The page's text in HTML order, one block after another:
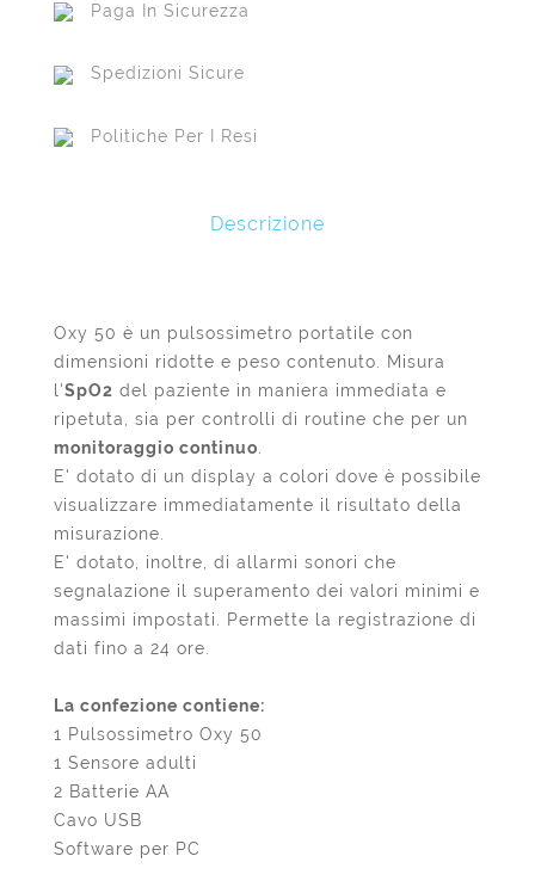
Paga In Sicurezza
Spedizioni Sicure
Politiche Per I Resi
Descrizione
Oxy 50 è un pulsossimetro portatile con
dimensioni ridotte e peso contenuto. Misura
l'SpO2 del paziente in maniera immediata e
ripetuta, sia per controlli di routine che per un
monitoraggio continuo
E' dotato di un display a colori dove è possibile
visualizzare immediatamente il risultato della
misurazione.
E' dotato, inoltre, di allarmi sonori che
segnalazione il superamento dei valori minimi e
massimi impostati. Permette la registrazione di
dati fino a 24 ore.
La confezione contiene:
1 Pulsossimetro Oxy 50
1 Sensore adulti
2 Batterie AA
Cavo USB
Software per PC